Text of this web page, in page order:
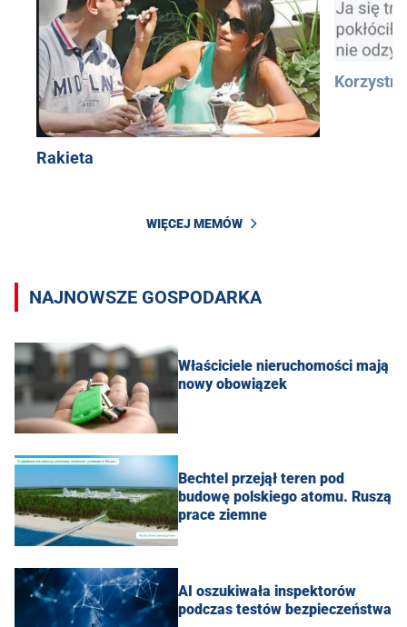
Rakieta
WIĘCEJ MEMÓW
NAJNOWSZE GOSPODARKA
Właściciele nieruchomości mają
nowy obowiązek
Bechtel przejął teren pod
budowę polskiego atomu. Ruszą
prace ziemne
AI oszukiwała inspektorów
podczas testów bezpieczeństwa